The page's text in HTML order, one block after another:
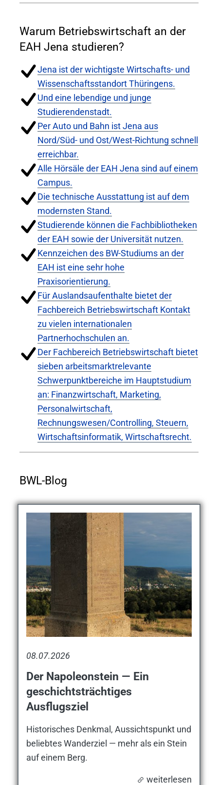
Warum Betriebswirtschaft an der
EAH Jena studieren?
Jena ist der wichtigste Wirtschafts- und
Wissenschaftsstandort Thüringens.
Und eine lebendige und junge
Studierendenstadt.
Per Auto und Bahn ist Jena aus
Nord/Süd- und Ost/West-Richtung schnell
erreichbar.
Alle Hörsäle der EAH Jena sind auf einem
Campus.
Die technische Ausstattung ist auf dem
modernsten Stand.
Studierende können die Fachbibliotheken
der EAH sowie der Universität nutzen.
Kennzeichen des BW-Studiums an der
EAH ist eine sehr hohe
Praxisorientierung.
Für Auslandsaufenthalte bietet der
Fachbereich Betriebswirtschaft Kontakt
zu vielen internationalen
Partnerhochschulen an.
Der Fachbereich Betriebswirtschaft bietet
sieben arbeitsmarktrelevante
Schwerpunktbereiche im Hauptstudium
an: Finanzwirtschaft, Marketing,
Personalwirtschaft,
Rechnungswesen/Controlling, Steuern,
Wirtschaftsinformatik, Wirtschaftsrecht.
BWL-Blog
08.07.2026
Der Napoleonstein — Ein
geschichtsträchtiges
Ausflugsziel
Historisches Denkmal, Aussichtspunkt und
beliebtes Wanderziel — mehr als ein Stein
auf einem Berg.
weiterlesen